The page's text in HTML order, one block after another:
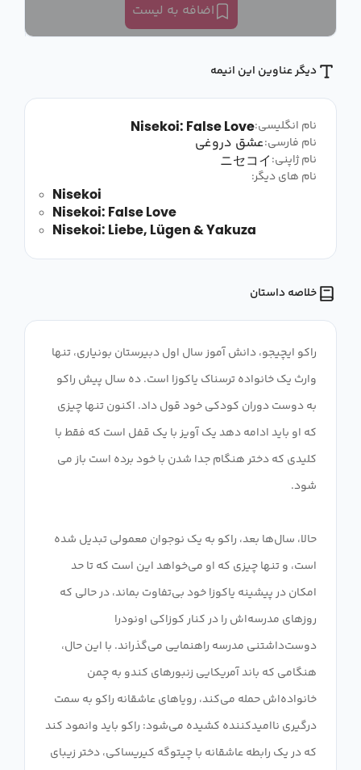
اضافه به لیست
دیگر عناوین این انیمه
نام انگلیسی:Nisekoi: False Love
نام فارسی:عشق دروغی
نام ژاپنی:ニセコイ
نام های دیگر:
Nisekoi
Nisekoi: False Love
Nisekoi: Liebe, Lügen & Yakuza
خلاصه داستان
راکو ایچیجو، دانش آموز سال اول دبیرستان بونیاری، تنها
وارث یک خانواده ترسناک یاکوزا است. ده سال پیش راکو
به دوست دوران کودکی خود قول داد. اکنون تنها چیزی
که او باید ادامه دهد یک آویز با یک قفل است که فقط با
کلیدی که دختر هنگام جدا شدن با خود برده است باز می
حالا، سال‌ها بعد، راکو به یک نوجوان معمولی تبدیل شده
است، و تنها چیزی که او می‌خواهد این است که تا حد
امکان در پیشینه یاکوزا خود بی‌تفاوت بماند، در حالی که
روزهای مدرسه‌اش را در کنار کوزاکی اونودرا
دوست‌داشتنی مدرسه راهنمایی می‌گذراند. با این حال،
هنگامی که باند آمریکایی زنبورهای کندو به چمن
خانواده‌اش حمله می‌کند، رویاهای عاشقانه راکو به سمت
درگیری ناامیدکننده کشیده می‌شود: راکو باید وانمود کند
که در یک رابطه عاشقانه با چیتوگه کیریساکی، دختر زیبای